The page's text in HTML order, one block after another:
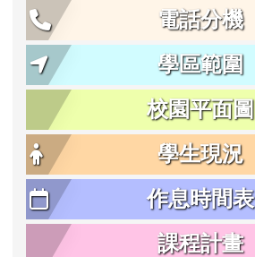
電話分機
學區範圍
校園平面圖
學生現況
作息時間表
課程計畫